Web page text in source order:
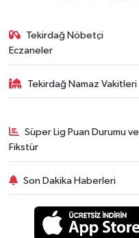
Tekirdağ Nöbetçi
Eczaneler
Tekirdağ Namaz Vakitleri
Süper Lig Puan Durumu ve
Fikstür
Son Dakika Haberleri